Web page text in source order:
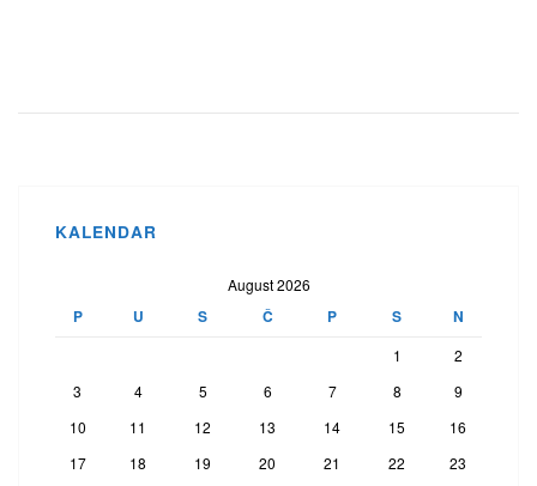
KALENDAR
August 2026
P U S Č P S N
1
2
3
4 5 6 7 8
9
10
11 12 13 14 15
16
17
18 19 20 21 22
23